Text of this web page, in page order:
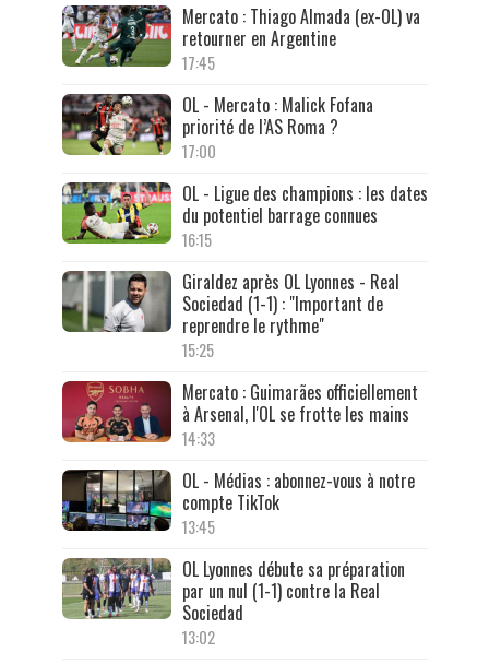
Mercato : Thiago Almada (ex-OL) va
retourner en Argentine
17:45
OL - Mercato : Malick Fofana
priorité de l’AS Roma ?
17:00
OL - Ligue des champions : les dates
du potentiel barrage connues
16:15
Giraldez après OL Lyonnes - Real
Sociedad (1-1) : "Important de
reprendre le rythme"
15:25
Mercato : Guimarães officiellement
à Arsenal, l'OL se frotte les mains
14:33
OL - Médias : abonnez-vous à notre
compte TikTok
13:45
OL Lyonnes débute sa préparation
par un nul (1-1) contre la Real
Sociedad
13:02